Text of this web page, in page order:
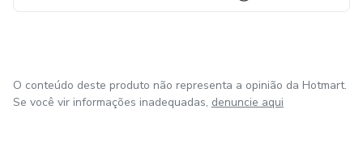
O conteúdo deste produto não representa a opinião da Hotmart.
Se você vir informações inadequadas, denuncie aqui